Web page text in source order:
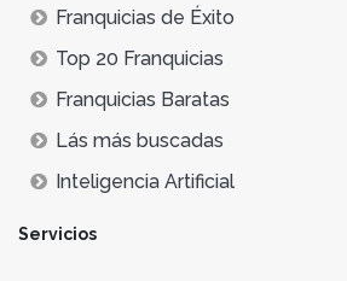
Franquicias de Éxito
Top 20 Franquicias
Franquicias Baratas
Lás más buscadas
Inteligencia Artificial
Servicios